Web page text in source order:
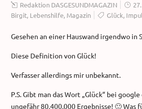
Redaktion DASGESUNDMAGAZIN
Birgit, Lebenshilfe, Magazin Glück,
Gesehen an einer Hauswand irgendwo in
Diese Definition von Glück!
Verfasser allerdings mir unbekannt.
P.S. Gibt man das Wort „Glück“ bei
ungefähr 80.400.000 Ergebnisse! 🙂 Was